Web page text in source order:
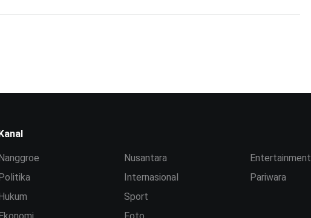
Kanal
Nanggroe
Politika
Hukum
Nusantara
Internasional
Sport
Entertainment
Pariwara